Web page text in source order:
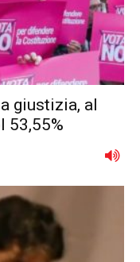
giustizia, al
53,55%